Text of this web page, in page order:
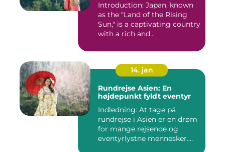
Introduction: Japan, known
as the "Land of the Rising
Sun," is a captivating country
with a rich and...
14. jan
Rundrejse Asien: En
højdepunkt fyldt eventyr
Indledning: At tage på
rundrejse i Asien er en drøm
for mange rejsende og
eventyrlystne mennesker.